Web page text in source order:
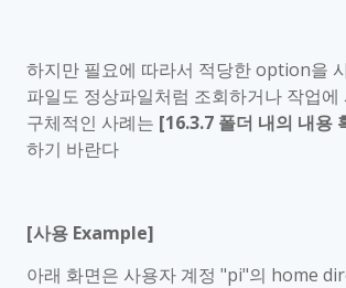
하지만 필요에 따라서 적당한option을
파일도 정상파일처럼 조회하거나 작업에
구체적인 사례는 [16.3.7 폴더 내의 내용
하기 바란다
[사용 Example]
아래 화면은 사용자 계정 "pi"의 home